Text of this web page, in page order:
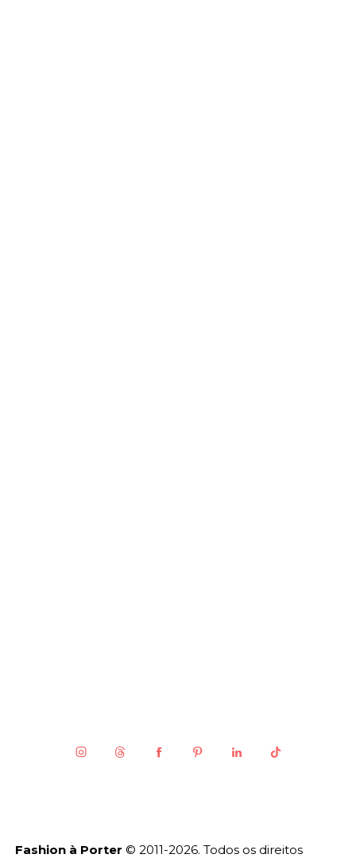
Fashion à Porter © 2011-2026. Todos os direitos